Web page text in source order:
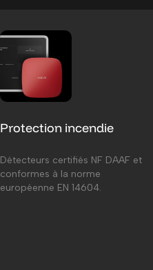
Protection incendie
Détecteurs certifiés NF DAAF et
conformes à la norme
européenne EN 14604.